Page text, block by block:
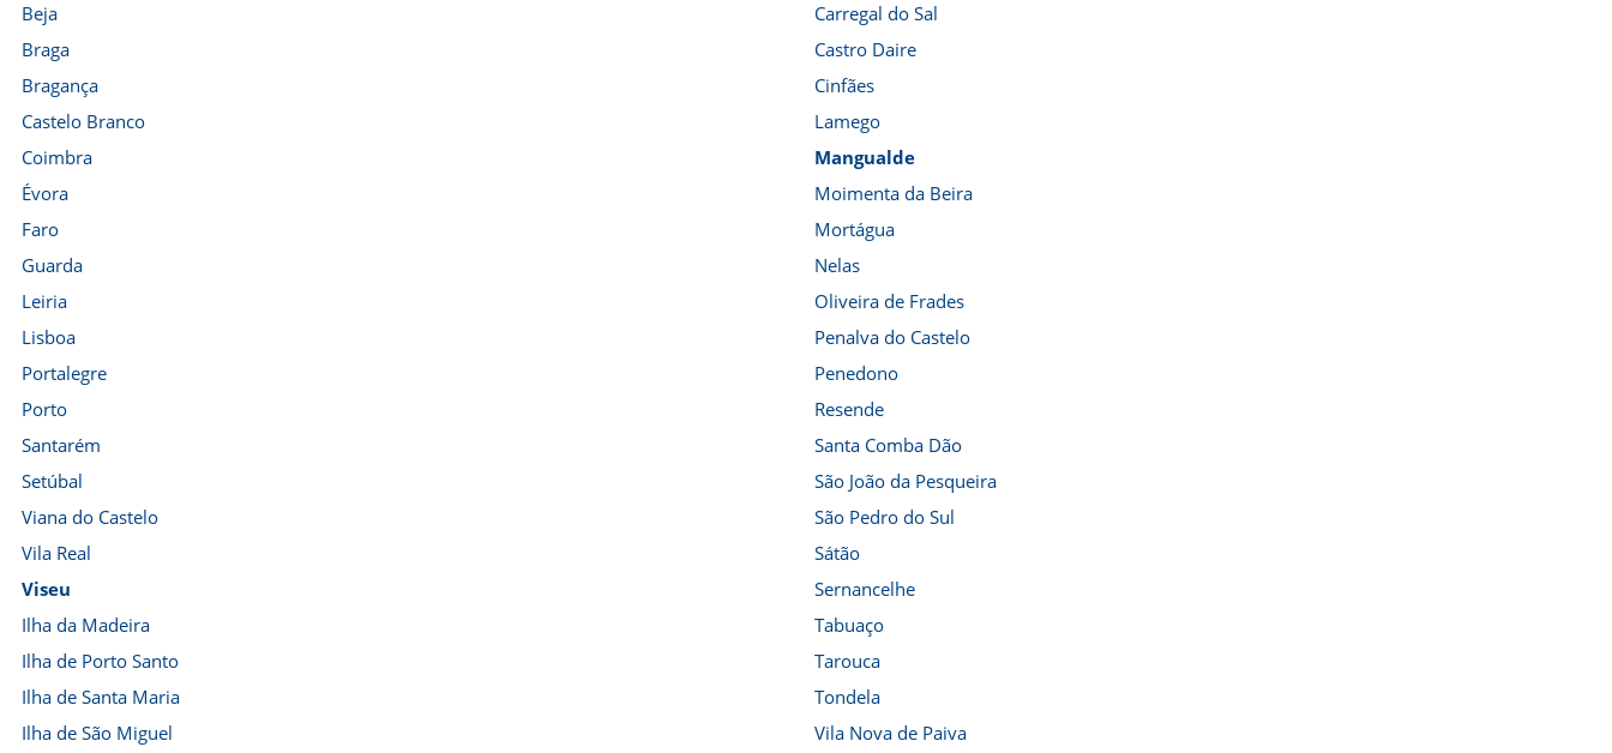
Beja
Braga
Bragança
Castelo Branco
Coimbra
Évora
Faro
Guarda
Leiria
Lisboa
Portalegre
Porto
Santarém
Setúbal
Viana do Castelo
Vila Real
Viseu
Ilha da Madeira
Ilha de Porto Santo
Ilha de Santa Maria
Ilha de São Miguel
Carregal do Sal
Castro Daire
Cinfães
Lamego
Mangualde
Moimenta da Beira
Mortágua
Nelas
Oliveira de Frades
Penalva do Castelo
Penedono
Resende
Santa Comba Dão
São João da Pesqueira
São Pedro do Sul
Sátão
Sernancelhe
Tabuaço
Tarouca
Tondela
Vila Nova de Paiva